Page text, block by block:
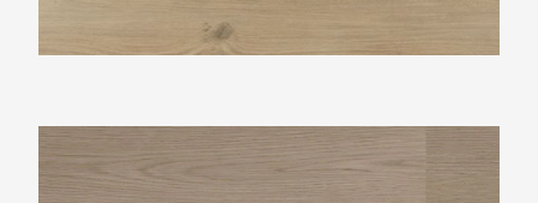
Ambiant Venera Smoky